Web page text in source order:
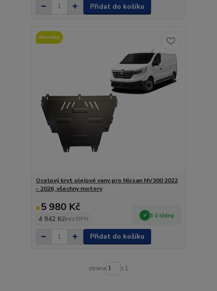
Přidat do košíku
Novinka
Ocelový kryt olejové vany pro Nissan NV300 2022
- 2026, všechny motory
5 980 Kč
4 942 Kčbez DPH
1-2 týdny
Přidat do košíku
strana z 1